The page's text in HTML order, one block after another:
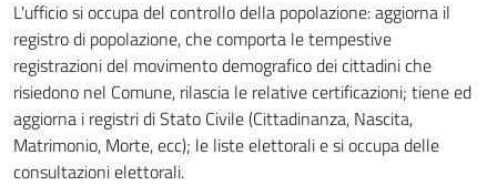
L'ufficio si occupa del controllo della popolazione: aggiorna il
registro di popolazione, che comporta le tempestive
registrazioni del movimento demografico dei cittadini che
risiedono nel Comune, rilascia le relative certificazioni; tiene ed
aggiorna i registri di Stato Civile (Cittadinanza, Nascita,
Matrimonio, Morte, ecc); le liste elettorali e si occupa delle
consultazioni elettorali.